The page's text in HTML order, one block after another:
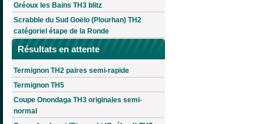
Gréoux les Bains TH3 blitz
Scrabble du Sud Goëlo (Plourhan) TH2
catégoriel étape de la Ronde
Résultats en attente
Termignon TH2 paires semi-rapide
Termignon TH5
Coupe Onondaga TH3 originales semi-
normal